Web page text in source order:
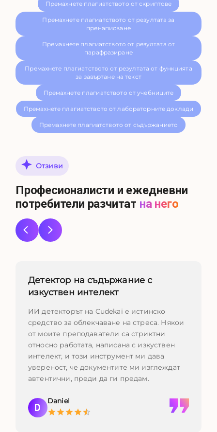
Премахнете плагиатството от скриптове
Премахнете плагиатството от резултата за
пренаписване
Премахнете плагиатството от резултата от
парафразиране
Премахнете плагиатството от резултата от функцията
за завъртане на текст
Премахнете плагиатството от учебниците
Премахнете плагиатството от лабораторните доклади
Премахнете плагиатството от съдържанието
Отзиви
Професионалисти и ежедневни
потребители разчитат на него
Детектор на съдържание с
изкуствен интелект
ИИ детекторът на Cudekai е истинско
средство за облекчаване на стреса. Някои
от моите преподаватели са стриктни
относно работата, написана с изкуствен
интелект, и този инструмент ми дава
увереност, че документите ми изглеждат
автентични, преди да ги предам.
D
Daniel